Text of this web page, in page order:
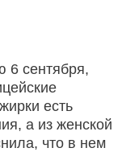
6 сентября,
есть
а из женской
что в нем